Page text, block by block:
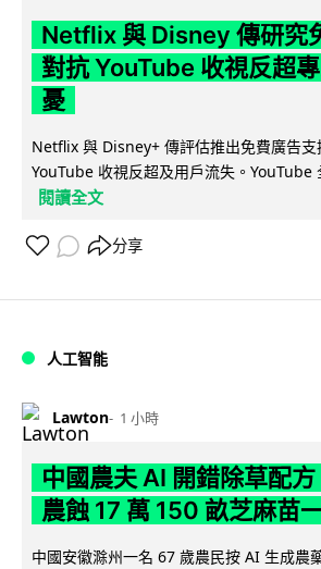
Netflix 與 Disney 傳研究
對抗 YouTube 收視反超
憂
Netflix 與 Disney+ 傳評估推出免費廣告支
YouTube 收視反超及用戶流失。YouTube
閱讀全文
分享
人工智能
Lawton 1 小時
中國農夫 AI 開錯除草配
農蝕 17 萬 150 畝芝麻苗
中國安徽滁州一名 67 歲農民按 AI 生成農